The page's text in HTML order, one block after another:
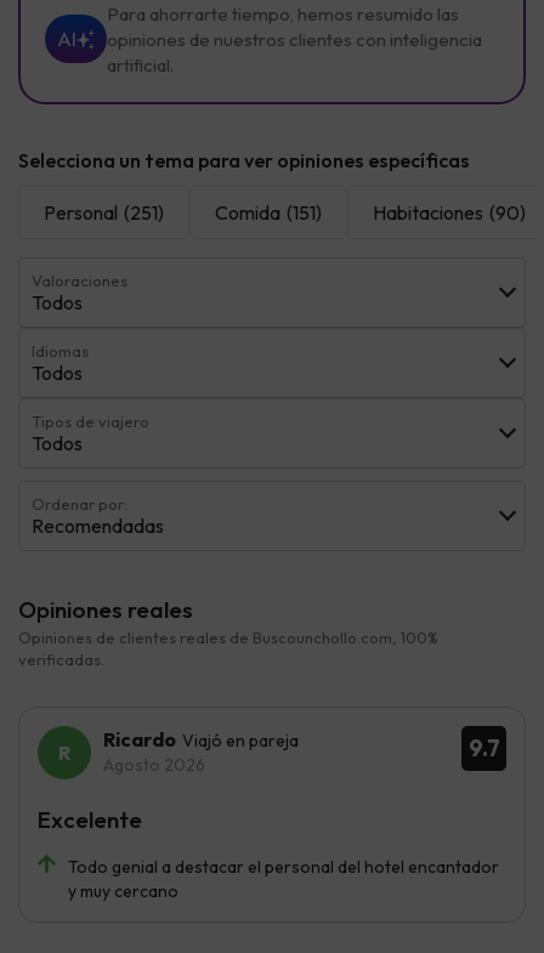
AI
Para ahorrarte tiempo, hemos resumido las
opiniones de nuestros clientes con inteligencia
artificial.
Selecciona un tema para ver opiniones específicas
Personal (251) Comida (151) Habitaciones (90)
Valoraciones
Todos
Idiomas
Todos
Tipos de viajero
Todos
Ordenar por:
Recomendadas
Opiniones reales
Opiniones de clientes reales de Buscounchollo.com, 100%
verificadas.
9.7
Ricardo Viajó en pareja
Agosto 2026
Todo genial a destacar el personal del hotel encantador
y muy cercano
Excelente